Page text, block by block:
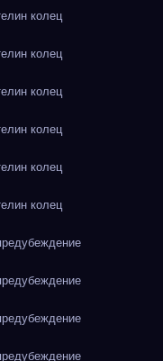
колец
колец
колец
колец
колец
колец